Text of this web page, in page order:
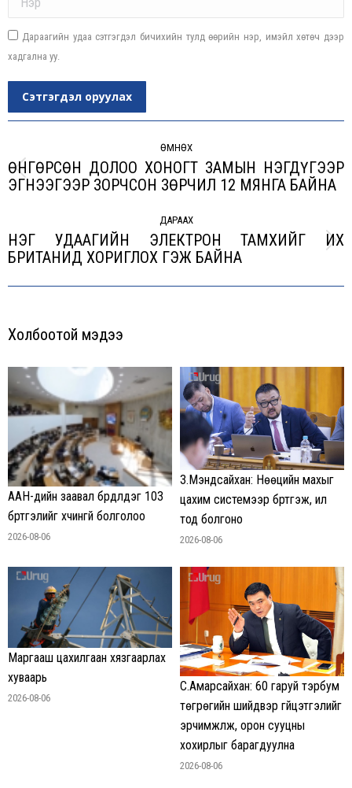
Дараагийн удаа сэтгэгдэл бичихийн тулд өөрийн нэр, имэйл хөтөч дээр
хадгална уу.
Сэтгэгдэл оруулах
ӨМНӨХ
Previous
ӨНГӨРСӨН ДОЛОО ХОНОГТ ЗАМЫН НЭГДҮГЭЭР
ЭГНЭЭГЭЭР ЗОРЧСОН ЗӨРЧИЛ 12 МЯНГА БАЙНА
ДАРААХ
Next
НЭГ УДААГИЙН ЭЛЕКТРОН ТАМХИЙГ ИХ
БРИТАНИД ХОРИГЛОХ ГЭЖ БАЙНА
Холбоотой мэдээ
ААН-үүдийн заавал бүрдүүлдэг 103
бүртгэлийг хүчингүй болголоо
2026-08-06
З.Мэндсайхан: Нөөцийн махыг
цахим системээр бүртгэж, ил
тод болгоно
2026-08-06
Маргааш цахилгаан хязгаарлах
хуваарь
2026-08-06
С.Амарсайхан: 60 гаруй тэрбум
төгрөгийн шийдвэр гүйцэтгэлийг
эрчимжүүлж, орон сууцны
хохирлыг барагдуулна
2026-08-06